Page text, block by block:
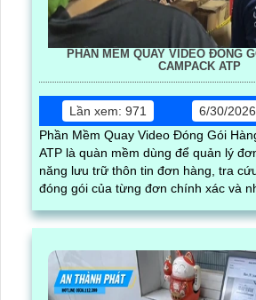
PHẦN MỀM QUAY VIDEO ĐÓNG
CAMPACK ATP
Lần xem: 971
6/30/
Phần Mềm Quay Video Đóng Gói
ATP là quàn mềm dùng để quản lý
năng lưu trữ thôn tin đơn hàng, tra
đóng gói của từng đơn chính xác và